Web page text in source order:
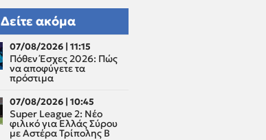
Δείτε ακόμα
07/08/2026 | 11:15
Πόθεν Έσχες 2026: Πώς
να αποφύγετε τα
πρόστιμα
07/08/2026 | 10:45
Super League 2: Νέο
φιλικό για Ελλάς Σύρου
με Αστέρα Τρίπολης Β